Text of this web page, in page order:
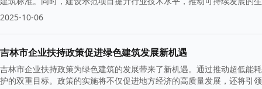
力。
2025-10-06
吉林市企业扶持政策促进绿色建筑发展新机遇
吉林市企业扶持政策为绿色建筑的发展带来了新机遇。通过推动超低能
护的双重目标。政策的实施将不仅促进地方经济的高质量发展，还将引